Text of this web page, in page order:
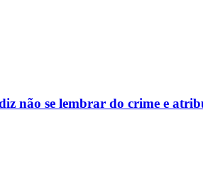
não se lembrar do crime e